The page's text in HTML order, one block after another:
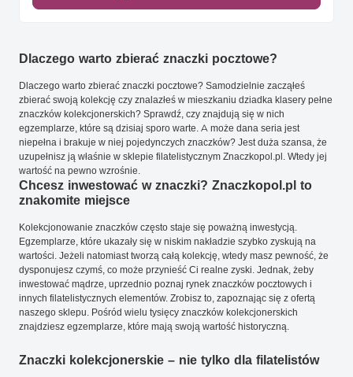
Dlaczego warto zbierać znaczki pocztowe?
Dlaczego warto zbierać znaczki pocztowe? Samodzielnie zacząłeś
zbierać swoją kolekcję czy znalazłeś w mieszkaniu dziadka klasery pełne
znaczków kolekcjonerskich? Sprawdź, czy znajdują się w nich
egzemplarze, które są dzisiaj sporo warte. A może dana seria jest
niepełna i brakuje w niej pojedynczych znaczków? Jest duża szansa, że
uzupełnisz ją właśnie w sklepie filatelistycznym Znaczkopol.pl. Wtedy jej
wartość na pewno wzrośnie.
Chcesz inwestować w znaczki? Znaczkopol.pl to
znakomite miejsce
Kolekcjonowanie znaczków często staje się poważną inwestycją.
Egzemplarze, które ukazały się w niskim nakładzie szybko zyskują na
wartości. Jeżeli natomiast tworzą całą kolekcję, wtedy masz pewność, że
dysponujesz czymś, co może przynieść Ci realne zyski. Jednak, żeby
inwestować mądrze, uprzednio poznaj rynek znaczków pocztowych i
innych filatelistycznych elementów. Zrobisz to, zapoznając się z ofertą
naszego sklepu. Pośród wielu tysięcy znaczków kolekcjonerskich
znajdziesz egzemplarze, które mają swoją wartość historyczną.
Znaczki kolekcjonerskie – nie tylko dla filatelistów